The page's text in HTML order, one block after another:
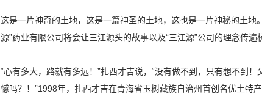
这是一片神奇的土地，这是一篇神圣的土地，这也是一片神秘的土
源”药业有限公司将会让三江源头的故事以及“三江源”公司的理念传遍
“心有多大，路就有多远！”扎西才吉说，“没有做不到，只有想不到
憾吗？！”1998年，扎西才吉在青海省玉树藏族自治州首创名优土特